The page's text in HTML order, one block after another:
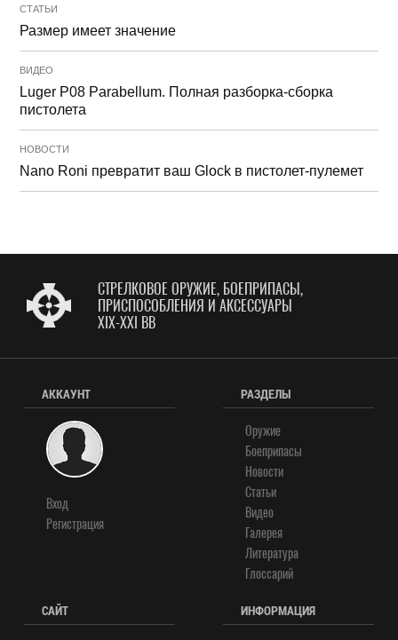
СТАТЬИ
Размер имеет значение
ВИДЕО
Luger P08 Parabellum. Полная разборка-сборка
пистолета
НОВОСТИ
Nano Roni превратит ваш Glock в пистолет-пулемет
СТРЕЛКОВОЕ ОРУЖИЕ, БОЕПРИПАСЫ,
ПРИСПОСОБЛЕНИЯ И АКСЕССУАРЫ
XIX-XXI ВВ
АККАУНТ
Вход
Регистрация
РАЗДЕЛЫ
Оружие
Боеприпасы
Новости
Статьи
Видео
Галерея
Литература
Глоссарий
САЙТ ИНФОРМАЦИЯ